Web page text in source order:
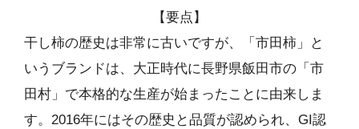
【要点】
干し柿の歴史は非常に古いですが、「市田柿」と
いうブランドは、大正時代に長野県飯田市の「市
田村」で本格的な生産が始まったことに由来しま
す。2016年にはその歴史と品質が認められ、GI認